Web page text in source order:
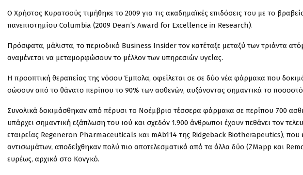
Ο Χρήστος Κυρατσούς τιμήθηκε το 2009 για τις ακαδημαϊκές επιδόσεις του με το
πανεπιστημίου Columbia (2009 Dean’s Award for Excellence in Research).
Πρόσφατα, μάλιστα, το περιοδικό Business Insider τον κατέταξε μεταξύ των τριάντα
αναμένεται να μεταμορφώσουν το μέλλον των υπηρεσιών υγείας.
Η προοπτική θεραπείας της νόσου Έμπολα, οφείλεται σε σε δύο νέα φάρμακα που
σώσουν από το θάνατο περίπου το 90% των ασθενών, αυξάνοντας σημαντικά το
Συνολικά δοκιμάσθηκαν από πέρυσι το Νοέμβριο τέσσερα φάρμακα σε περίπου 700
υπάρχει σημαντική εξάπλωση του ιού και σχεδόν 1.900 άνθρωποι έχουν πεθάνει τον
εταιρείας Regeneron Pharmaceuticals και mAb114 της Ridgeback Biotherapeutics), που
αντισωμάτων, αποδείχθηκαν πολύ πιο αποτελεσματικά από τα άλλα δύο (ZMapp και
ευρέως, αρχικά στο Κονγκό.